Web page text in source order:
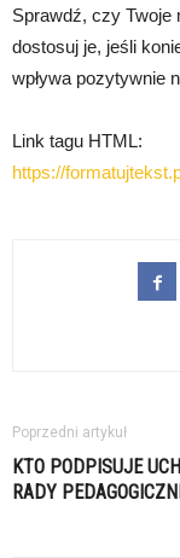
Sprawdź, czy Twoje
dostosuj je, jeśli
wpływa pozytywnie
Link tagu HTML:
https://
Poprzedni artykuł
KTO PODPISUJE
RADY